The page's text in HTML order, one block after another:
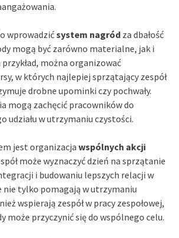
wprowadzićsystem nagród za dbałość
mogą być zarówno materialne, jak i
można organizować
w których najlepiej sprzątający zespół
drobne upominki czy pochwały.
mogą zachęcić pracowników do
udziału w utrzymaniu czystości.
jest organizacja wspólnych akcji
może wyznaczyć dzień na sprzątanie
i budowaniu lepszych relacji w
nie tylko pomagają w utrzymaniu
wspierają zespół w pracy zespołowej,
może przyczynić się do wspólnego celu.